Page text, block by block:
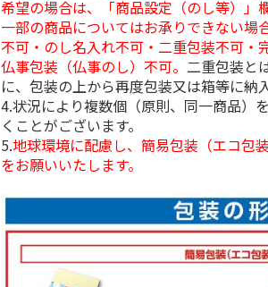
希望の場合は、「商品設定（のし等）」
一部の商品についてはお承りできない場
不可・のし名入れ不可・二重包装不可・
仏事包装（仏事のし）不可。 二重包装と
に、包装の上から再度包装又は箱等に納
4.状況により複数個（原則、同一商品）
くことがございます。
5.地球環境に配慮し、簡易包装（エコ包
をお願いいたします。